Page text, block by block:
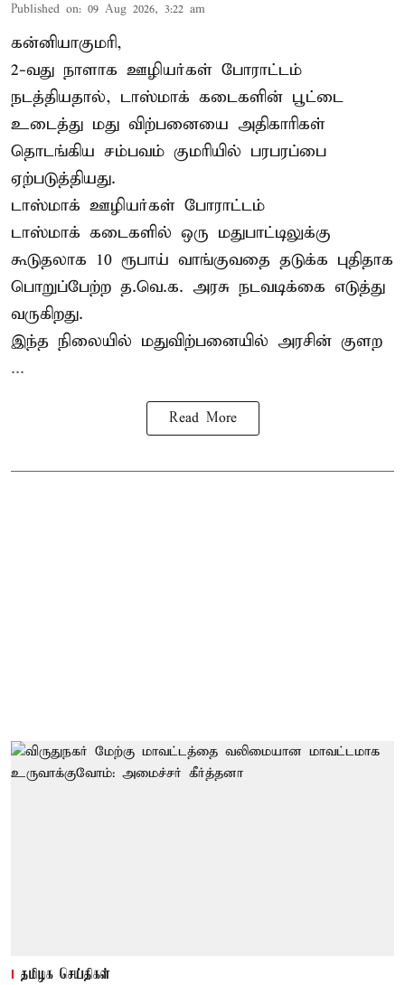
Published on: 09 Aug 2026, 3:22 am
கன்னியாகுமரி,
2-வது நாளாக ஊழியர்கள் போராட்டம்
நடத்தியதால், டாஸ்மாக் கடைகளின் பூட்டை
உடைத்து மது விற்பனையை அதிகாரிகள்
தொடங்கிய சம்பவம் குமரியில் பரபரப்பை
ஏற்படுத்தியது.
டாஸ்மாக் ஊழியர்கள் போராட்டம்
டாஸ்மாக் கடைகளில் ஒரு மதுபாட்டிலுக்கு
கூடுதலாக 10 ரூபாய் வாங்குவதை தடுக்க புதிதாக
பொறுப்பேற்ற த.வெ.க. அரசு நடவடிக்கை எடுத்து
வருகிறது.
இந்த நிலையில் மதுவிற்பனையில் அரசின் குளற
...
Read More
தமிழக செய்திகள்